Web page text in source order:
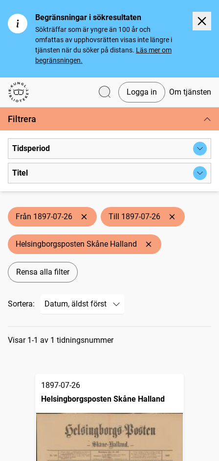
Begränsningar i sökresultaten
Sökträffar som är yngre än 100 år och
omfattas av upphovsrätten visas inte längre i
tjänsten när du söker på distans. Läs mer om
begränsningen.
Svenska tidningar
Logga in Om tjänsten
Filtrera
Tidsperiod
Titel
Från 1897-07-26 Till 1897-07-26
Helsingborgsposten Skåne Halland
Rensa alla filter
Sortera:
Sökresultat
Visar 1-1 av 1 tidningsnummer
1897-07-26
Helsingborgsposten Skåne Halland